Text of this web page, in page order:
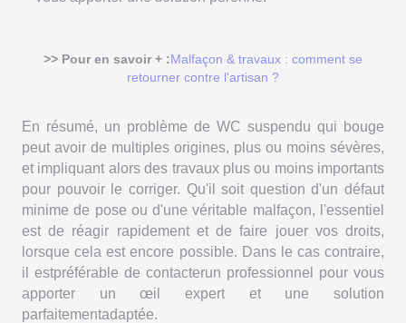
>> Pour en savoir + :Malfaçon & travaux : comment se
retourner contre l'artisan ?
En résumé, un problème de WC suspendu qui bouge
peut avoir de multiples origines, plus ou moins sévères,
et impliquant alors des travaux plus ou moins importants
pour pouvoir le corriger. Qu'il soit question d'un défaut
minime de pose ou d'une véritable malfaçon, l'essentiel
est de réagir rapidement et de faire jouer vos droits,
lorsque cela est encore possible. Dans le cas contraire,
il estpréférable de contacterun professionnel pour vous
apporter un œil expert et une solution
parfaitementadaptée.